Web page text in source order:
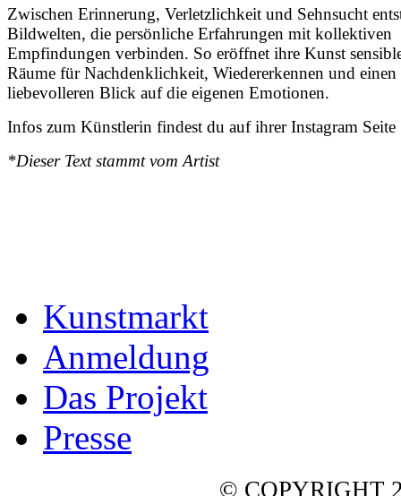
Zwischen Erinnerung, Verletzlichkeit und Sehnsucht
Bildwelten, die persönliche Erfahrungen mit kollektiven
Empfindungen verbinden. So eröffnet ihre Kunst
Räume für Nachdenklichkeit, Wiedererkennen und einen
liebevolleren Blick auf die eigenen Emotionen.
Infos zum Künstlerin findest du auf ihrer Instagram Seite
*Dieser Text stammt vom Artist
Kunstmarkt
Anmeldung
Das Projekt
Presse
© COPYRIGHT